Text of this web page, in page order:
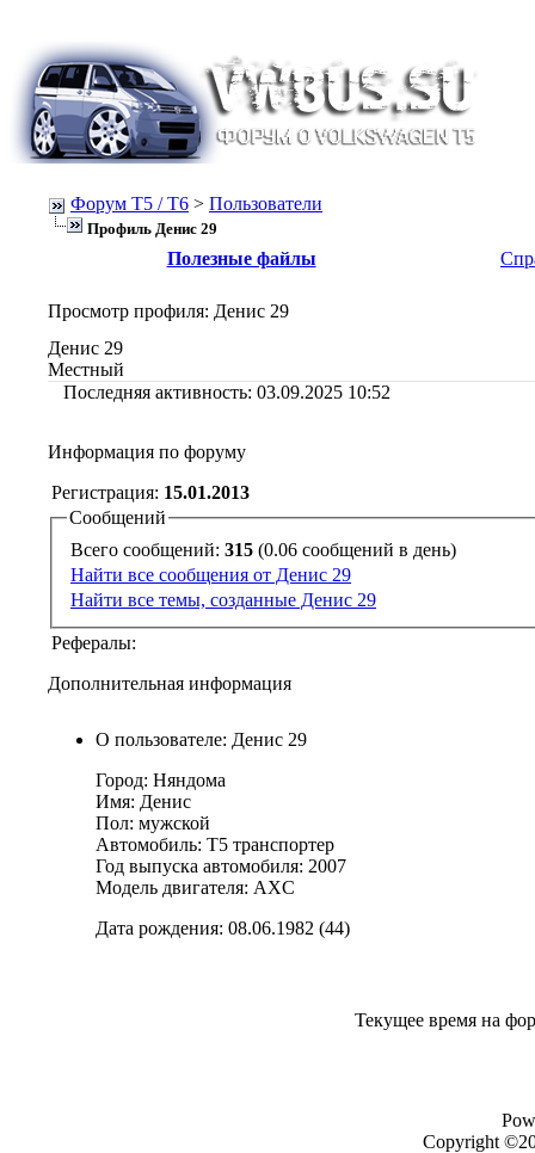
Форум Т5 / T6 > Пользователи
Профиль Денис 29
Полезные файлы
Просмотр профиля: Денис 29
Денис 29
Местный
Последняя активность: 03.09.2025 10:52
Информация по форуму
Регистрация: 15.01.2013
Сообщений
Всего сообщений: 315
(0.06 сообщений в день)
Найти все сообщения от Денис 29
Найти все темы, созданные Денис 29
Рефералы:
Дополнительная информация
О пользователе: Денис 29
Город: Няндома
Имя: Денис
Пол: мужской
Автомобиль: T5 транспортер
Год выпуска автомобиля: 2007
Модель двигателя: AXC
Дата рождения: 08.06.1982 (44)
Текущее время на
Copyright